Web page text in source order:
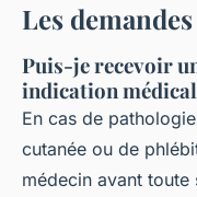
Les
Puis-je recevoir
indication
En cas de
cutanée ou de
médecin avant